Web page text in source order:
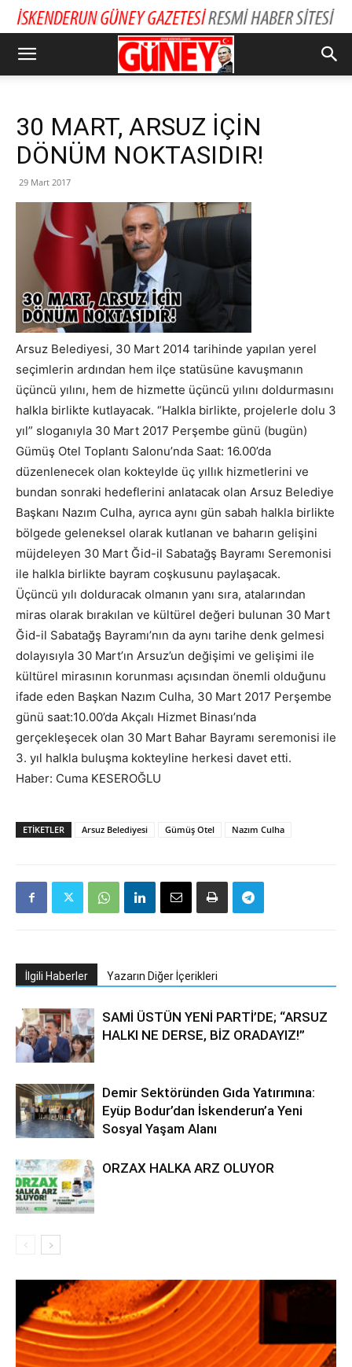
30 MART, ARSUZ İÇİN
DÖNÜM NOKTASIDIR!
29 Mart 2017
Arsuz Belediyesi, 30 Mart 2014 tarihinde yapılan yerel
seçimlerin ardından hem ilçe statüsüne kavuşmanın
üçüncü yılını, hem de hizmette üçüncü yılını doldurmasını
halkla birlikte kutlayacak. “Halkla birlikte, projelerle dolu 3
yıl” sloganıyla 30 Mart 2017 Perşembe günü (bugün)
Gümüş Otel Toplantı Salonu’nda Saat: 16.00’da
düzenlenecek olan kokteylde üç yıllık hizmetlerini ve
bundan sonraki hedeflerini anlatacak olan Arsuz Belediye
Başkanı Nazım Culha, ayrıca aynı gün sabah halkla birlikte
bölgede geleneksel olarak kutlanan ve baharın gelişini
müjdeleyen 30 Mart Ğid-il Sabatağş Bayramı Seremonisi
ile halkla birlikte bayram coşkusunu paylaşacak.
Üçüncü yılı dolduracak olmanın yanı sıra, atalarından
miras olarak bırakılan ve kültürel değeri bulunan 30 Mart
Ğid-il Sabatağş Bayramı’nın da aynı tarihe denk gelmesi
dolayısıyla 30 Mart’ın Arsuz’un değişimi ve gelişimi ile
kültürel mirasının korunması açısından önemli olduğunu
ifade eden Başkan Nazım Culha, 30 Mart 2017 Perşembe
günü saat:10.00’da Akçalı Hizmet Binası’nda
gerçekleşecek olan 30 Mart Bahar Bayramı seremonisi ile
3. yıl halkla buluşma kokteyline herkesi davet etti.
Haber: Cuma KESEROĞLU
ETIKETLER Arsuz Belediyesi Gümüş Otel Nazım Culha
İlgili Haberler Yazarın Diğer İçerikleri
SAMİ ÜSTÜN YENİ PARTİ’DE; “ARSUZ
HALKI NE DERSE, BİZ ORADAYIZ!”
Demir Sektöründen Gıda Yatırımına:
Eyüp Bodur’dan İskenderun’a Yeni
Sosyal Yaşam Alanı
ORZAX HALKA ARZ OLUYOR